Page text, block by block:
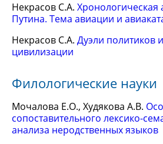
Некрасов С.А. Хронологическая
Путина. Тема авиации и
Некрасов С.А. Дуэли политиков
цивилизации
Филологические науки
Мочалова Е.О., Худякова А.В.
сопоставительного лексико-
анализа неродственных языков